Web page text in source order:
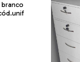
branco